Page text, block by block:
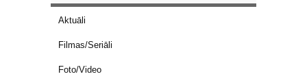
Aktuāli
Filmas/Seriāli
Foto/Video